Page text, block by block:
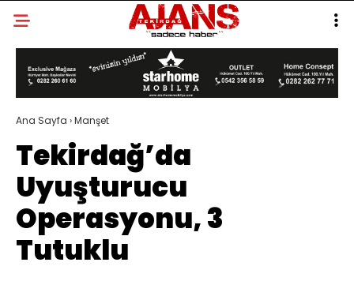
Ana Sayfa ›Manşet
Tekirdağ’da
Uyuşturucu
Operasyonu, 3
Tutuklu